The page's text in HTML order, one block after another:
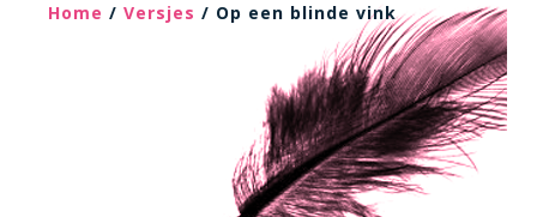
Home / Versjes / Op een blinde vink